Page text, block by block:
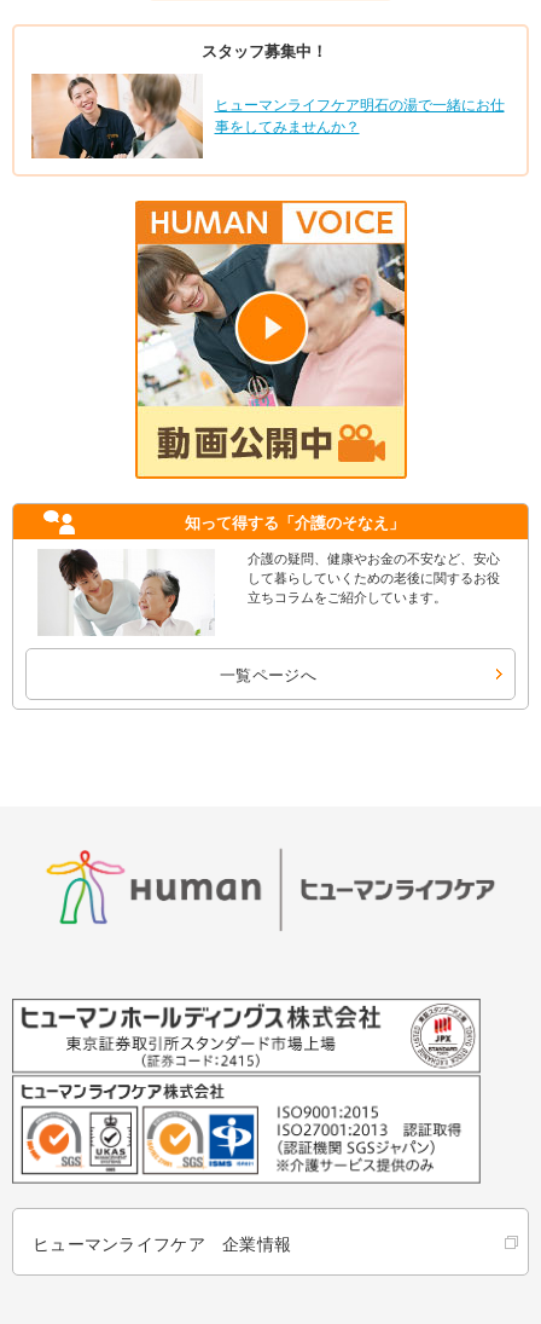
スタッフ募集中！
ヒューマンライフケア明石の湯で一緒にお仕
事をしてみませんか？
知って得する 「介護のそなえ」
介護の疑問、健康やお金の不安など、安心
して暮らしていくための老後に関するお役
立ちコラムをご紹介しています。
一覧ページへ
ヒューマンライフケア 企業情報